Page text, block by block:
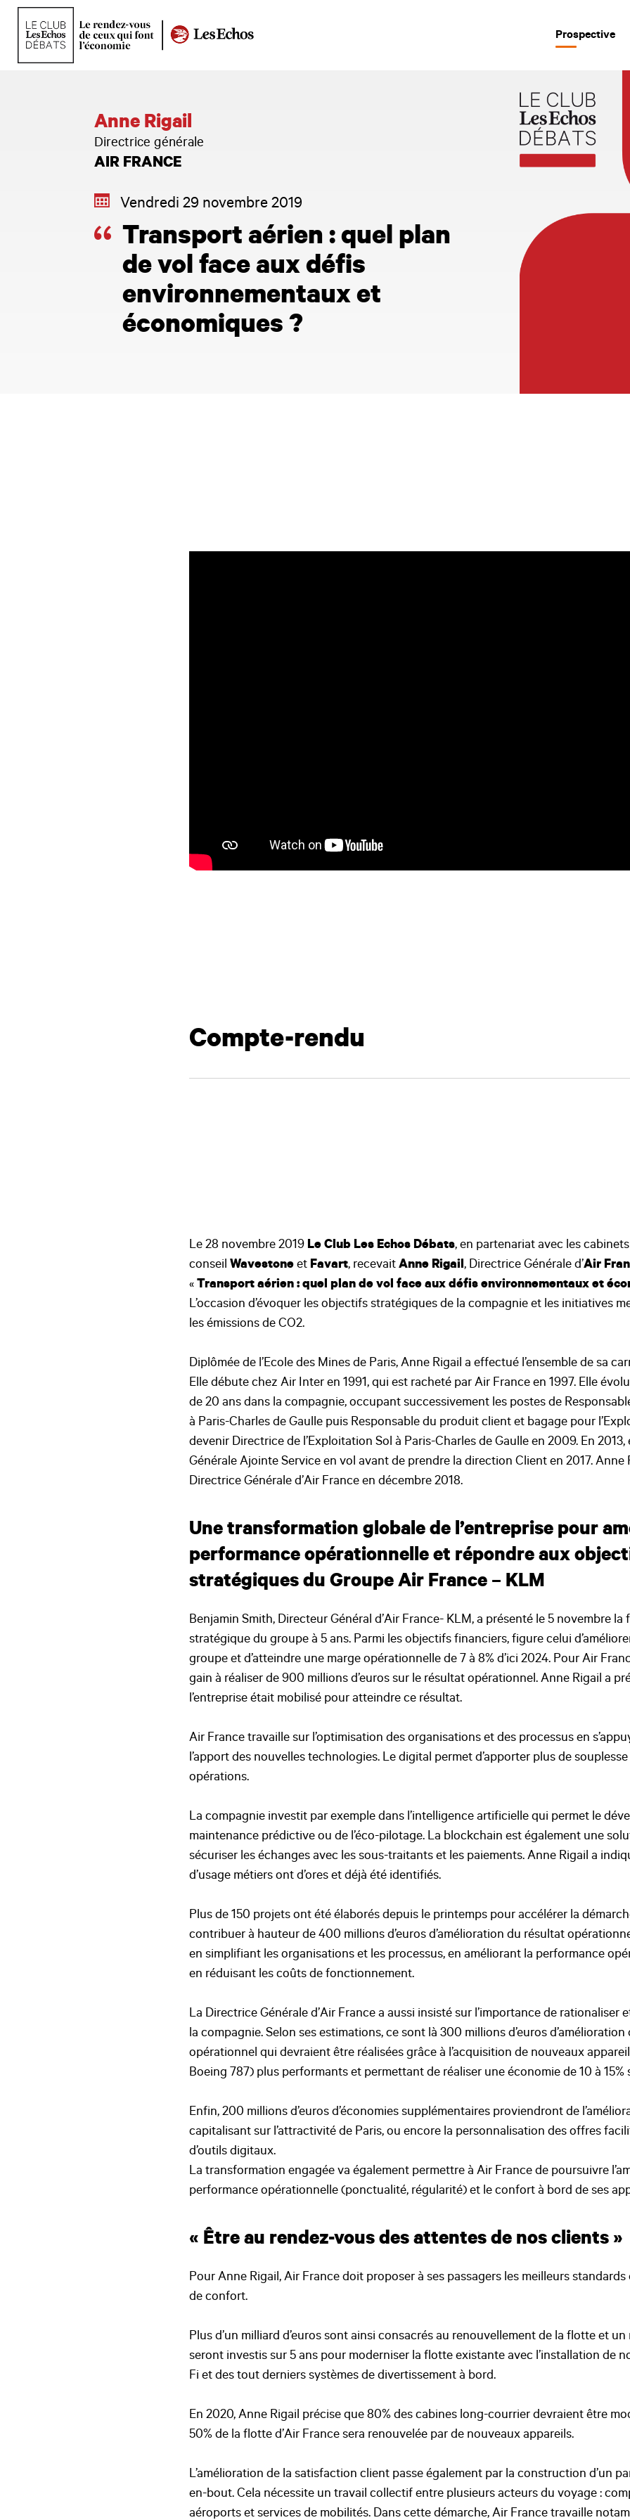
Prospective
Anne Rigail
Directrice générale
AIR FRANCE
Vendredi 29 novembre 2019
Transport aérien : quel plan
de vol face aux défis
environnementaux et
économiques ?
Compte-rendu
Le 28 novembre 2019 Le Club Les Echos Débats, en partenariat avec les
conseil Wavestone et Favart, recevait Anne Rigail, Directrice Générale d’Air
« Transport aérien : quel plan de vol face aux défis environnementaux et
L’occasion d’évoquer les objectifs stratégiques de la compagnie et les initiatives
les émissions de CO2.
Diplômée de l’Ecole des Mines de Paris, Anne Rigail a effectué l’ensemble de sa
Elle débute chez Air Inter en 1991, qui est racheté par Air France en 1997. Elle
de 20 ans dans la compagnie, occupant successivement les postes de
à Paris-Charles de Gaulle puis Responsable du produit client et bagage pour
devenir Directrice de l’Exploitation Sol à Paris-Charles de Gaulle en 2009. En
Générale Ajointe Service en vol avant de prendre la direction Client en 2017. Anne
Directrice Générale d’Air France en décembre 2018.
Une transformation globale de l’entreprise pour
performance opérationnelle et répondre aux
stratégiques du Groupe Air France – KLM
Benjamin Smith, Directeur Général d’Air France- KLM, a présenté le 5 novembre la
stratégique du groupe à 5 ans. Parmi les objectifs financiers, figure celui
groupe et d’atteindre une marge opérationnelle de 7 à 8% d’ici 2024. Pour Air
gain à réaliser de 900 millions d’euros sur le résultat opérationnel. Anne Rigail a
l’entreprise était mobilisé pour atteindre ce résultat.
Air France travaille sur l’optimisation des organisations et des processus en
l’apport des nouvelles technologies. Le digital permet d’apporter plus de souplesse
opérations.
La compagnie investit par exemple dans l’intelligence artificielle qui permet le
maintenance prédictive ou de l’éco-pilotage. La blockchain est également une
sécuriser les échanges avec les sous-traitants et les paiements. Anne Rigail a
d’usage métiers ont d’ores et déjà été identifiés.
Plus de 150 projets ont été élaborés depuis le printemps pour accélérer la
contribuer à hauteur de 400 millions d’euros d’amélioration du résultat
en simplifiant les organisations et les processus, en améliorant la performance
en réduisant les coûts de fonctionnement.
La Directrice Générale d’Air France a aussi insisté sur l’importance de rationaliser
la compagnie. Selon ses estimations, ce sont là 300 millions d’euros
opérationnel qui devraient être réalisées grâce à l’acquisition de nouveaux
Boeing 787) plus performants et permettant de réaliser une économie de 10 à 15%
Enfin, 200 millions d’euros d’économies supplémentaires proviendront de
capitalisant sur l’attractivité de Paris, ou encore la personnalisation des offres
d’outils digitaux.
La transformation engagée va également permettre à Air France de poursuivre
performance opérationnelle (ponctualité, régularité) et le confort à bord de ses
« Être au rendez-vous des attentes de nos clients »
Pour Anne Rigail, Air France doit proposer à ses passagers les meilleurs
de confort.
Plus d’un milliard d’euros sont ainsi consacrés au renouvellement de la flotte et
seront investis sur 5 ans pour moderniser la flotte existante avec l’installation de
Fi et des tout derniers systèmes de divertissement à bord.
En 2020, Anne Rigail précise que 80% des cabines long-courrier devraient être
50% de la flotte d’Air France sera renouvelée par de nouveaux appareils.
L’amélioration de la satisfaction client passe également par la construction d’un
en-bout. Cela nécessite un travail collectif entre plusieurs acteurs du voyage :
aéroports et services de mobilités. Dans cette démarche, Air France travaille